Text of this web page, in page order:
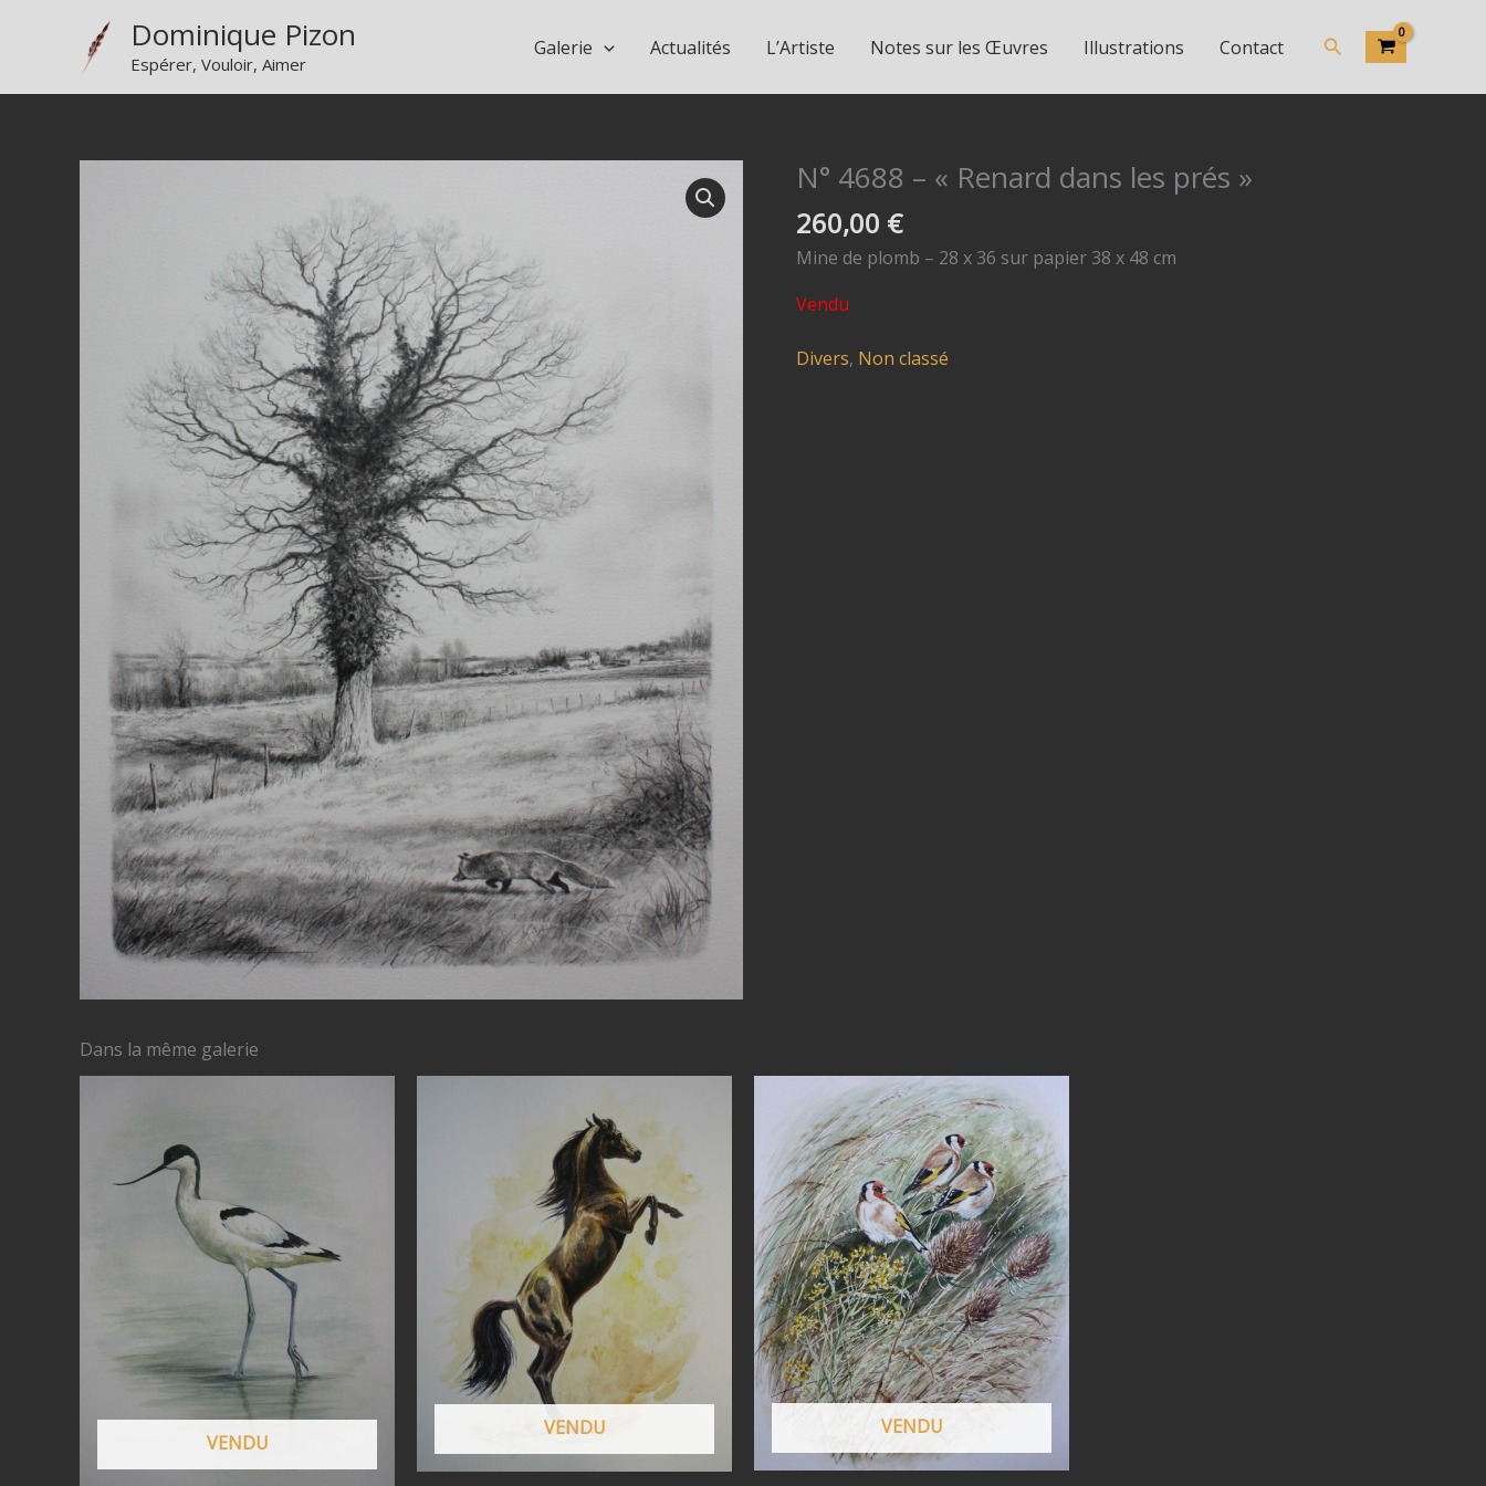
Dominique Pizon
Espérer, Vouloir, Aimer
Galerie Actualités L’Artiste Notes sur les Œuvres Illustrations Contact Rechercher
N° 4688 – « Renard dans les prés »
260,00 €
Mine de plomb – 28 x 36 sur papier 38 x 48 cm
Vendu
Divers, Non classé
Dans la même galerie
VENDU
VENDU VENDU